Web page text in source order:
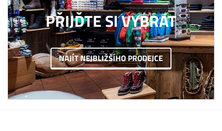
PŘIJĎTE SI VYBRAT
NAJÍT NEJBLIŽŠÍHO PRODEJCE